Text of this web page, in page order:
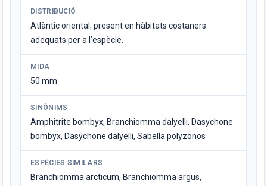
DISTRIBUCIÓ
Atlàntic oriental; present en hàbitats costaners
adequats per a l’espècie.
MIDA
50 mm
SINÒNIMS
Amphitrite bombyx, Branchiomma dalyelli, Dasychone
bombyx, Dasychone dalyelli, Sabella polyzonos
ESPÈCIES SIMILARS
Branchiomma arcticum, Branchiomma argus,